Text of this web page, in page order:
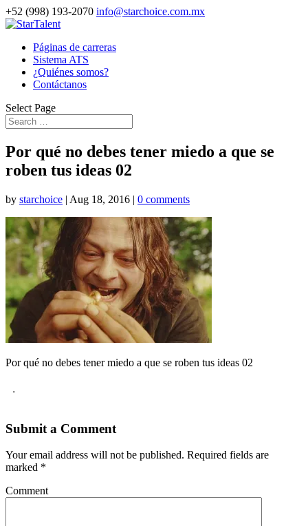
+52 (998) 193-2070 info@starchoice.com.mx
Páginas de carreras
Sistema ATS
¿Quiénes somos?
Contáctanos
Select Page
Por qué no debes tener miedo a que se
roben tus ideas 02
by starchoice | Aug 18, 2016 | 0 comments
Por qué no debes tener miedo a que se roben tus ideas 02
.
Submit a Comment
Your email address will not be published. Required fields are
marked *
Comment